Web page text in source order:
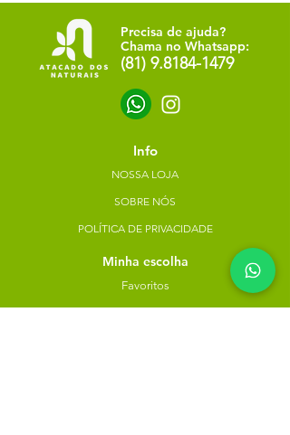
Precisa de ajuda?
Chama no Whatsapp:
(81) 9.8184-1479
Info
NOSSA LOJA
SOBRE NÓS
POLÍTICA DE PRIVACIDADE
Minha escolha
Favoritos